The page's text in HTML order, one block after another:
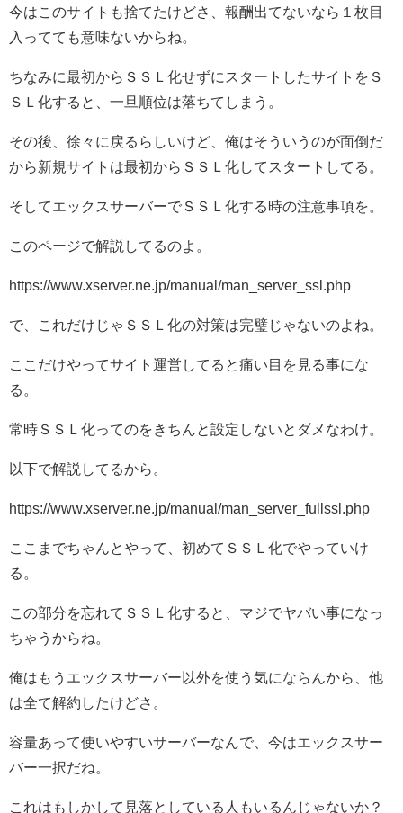
今はこのサイトも捨てたけどさ、報酬出てないなら１枚目
入ってても意味ないからね。
ちなみに最初からＳＳＬ化せずにスタートしたサイトをＳ
ＳＬ化すると、一旦順位は落ちてしまう。
その後、徐々に戻るらしいけど、俺はそういうのが面倒だ
から新規サイトは最初からＳＳＬ化してスタートしてる。
そしてエックスサーバーでＳＳＬ化する時の注意事項を。
このページで解説してるのよ。
https://www.xserver.ne.jp/manual/man_server_ssl.php
で、これだけじゃＳＳＬ化の対策は完璧じゃないのよね。
ここだけやってサイト運営してると痛い目を見る事にな
る。
常時ＳＳＬ化ってのをきちんと設定しないとダメなわけ。
以下で解説してるから。
https://www.xserver.ne.jp/manual/man_server_fullssl.php
ここまでちゃんとやって、初めてＳＳＬ化でやっていけ
る。
この部分を忘れてＳＳＬ化すると、マジでヤバい事になっ
ちゃうからね。
俺はもうエックスサーバー以外を使う気にならんから、他
は全て解約したけどさ。
容量あって使いやすいサーバーなんで、今はエックスサー
バー一択だね。
これはもしかして見落としている人もいるんじゃないか？